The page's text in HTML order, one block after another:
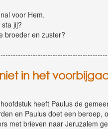
voor Hem.
jij?
broeder en zuster?
in het
heeft Paulus de
en Paulus doet een
met brieven naar Jeruzalem